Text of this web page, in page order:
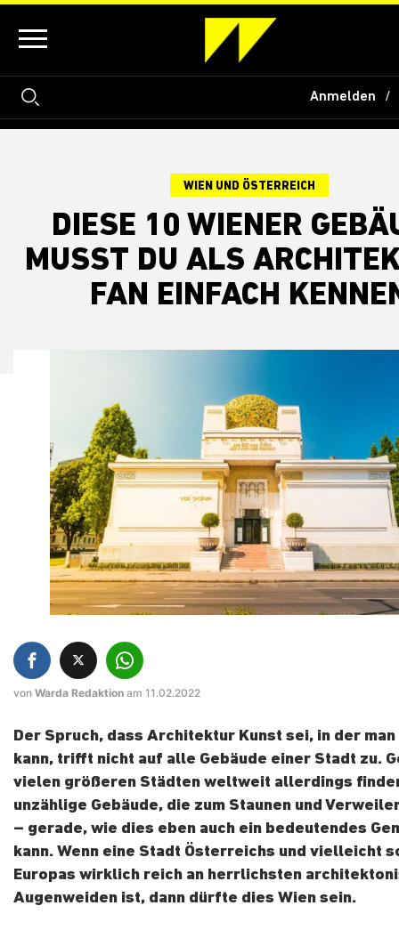
Anmelden
WIEN UND ÖSTERREICH
DIESE 10 WIENER
MUSST DU ALS
FAN EINFACH
von Warda Redaktion am 11.02.2022
Der Spruch, dass Architektur Kunst sei, in der
kann, trifft nicht auf alle Gebäude einer Stadt zu.
vielen größeren Städten weltweit allerdings
unzählige Gebäude, die zum Staunen und
– gerade, wie dies eben auch ein bedeutendes
kann. Wenn eine Stadt Österreichs und vielleicht
Europas wirklich reich an herrlichsten
Augenweiden ist, dann dürfte dies Wien sein.